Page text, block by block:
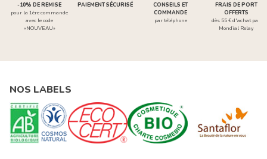
-10% DE REMISE
pour la 1ère commande
avec le code
«NOUVEAU»
PAIEMENT SÉCURISÉ
CONSEILS ET
COMMANDE
par téléphone
FRAIS DE PORT
OFFERTS
dès 55 € d'achat par
Mondial Relay
NOS LABELS